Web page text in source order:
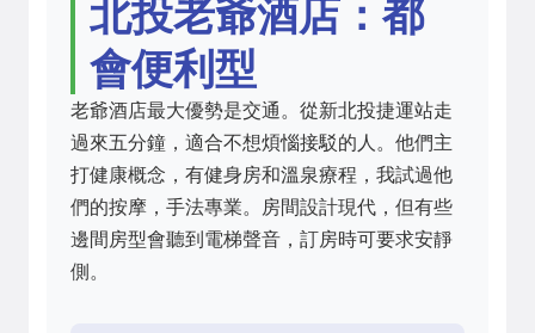
北投老爺酒店：都
會便利型
老爺酒店最大優勢是交通。從新北投捷運站走
過來五分鐘，適合不想煩惱接駁的人。他們主
打健康概念，有健身房和溫泉療程，我試過他
們的按摩，手法專業。房間設計現代，但有些
邊間房型會聽到電梯聲音，訂房時可要求安靜
側。